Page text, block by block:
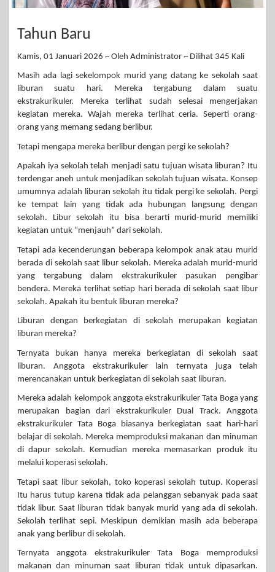
Tahun Baru
Kamis, 01 Januari 2026 ~ Oleh Administrator ~ Dilihat 345 Kali
Masih ada lagi sekelompok murid yang datang ke sekolah saat
liburan suatu hari. Mereka tergabung dalam suatu
ekstrakurikuler. Mereka terlihat sudah selesai mengerjakan
kegiatan mereka. Wajah mereka terlihat ceria. Seperti orang-
orang yang memang sedang berlibur.
Tetapi mengapa mereka berlibur dengan pergi ke sekolah?
Apakah iya sekolah telah menjadi satu tujuan wisata liburan? Itu
terdengar aneh untuk menjadikan sekolah tujuan wisata. Konsep
umumnya adalah liburan sekolah itu tidak pergi ke sekolah. Pergi
ke tempat lain yang tidak ada hubungan langsung dengan
sekolah. Libur sekolah itu bisa berarti murid-murid memiliki
kegiatan untuk “menjauh” dari sekolah.
Tetapi ada kecenderungan beberapa kelompok anak atau murid
berada di sekolah saat libur sekolah. Mereka adalah murid-murid
yang tergabung dalam ekstrakurikuler pasukan pengibar
bendera. Mereka terlihat setiap hari berada di sekolah saat libur
sekolah. Apakah itu bentuk liburan mereka?
Liburan dengan berkegiatan di sekolah merupakan kegiatan
liburan mereka?
Ternyata bukan hanya mereka berkegiatan di sekolah saat
liburan. Anggota ekstrakurikuler lain ternyata juga telah
merencanakan untuk berkegiatan di sekolah saat liburan.
Mereka adalah kelompok anggota ekstrakurikuler Tata Boga yang
merupakan bagian dari ekstrakurikuler Dual Track. Anggota
ekstrakurikuler Tata Boga biasanya berkegiatan saat hari-hari
belajar di sekolah. Mereka memproduksi makanan dan minuman
di dapur sekolah. Kemudian mereka memasarkan produk itu
melalui koperasi sekolah.
Tetapi saat libur sekolah, toko koperasi sekolah tutup. Koperasi
Itu harus tutup karena tidak ada pelanggan sebanyak pada saat
tidak libur. Saat liburan tidak banyak murid yang ada di sekolah.
Sekolah terlihat sepi. Meskipun demikian masih ada beberapa
anak yang berlibur di sekolah.
Ternyata anggota ekstrakurikuler Tata Boga memproduksi
makanan dan minuman saat liburan tidak untuk dipasarkan.